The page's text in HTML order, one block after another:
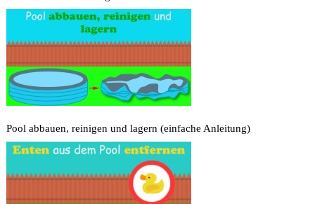
Pool abbauen, reinigen und lagern (einfache Anleitung)